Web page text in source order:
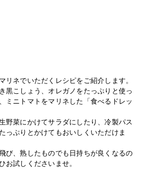
リネでいただくレシピをご紹介します。
黒こしょう、オレガノをたっぷりと使っ
ミニトマトをマリネした「食べるドレッ
野菜にかけてサラダにしたり、冷製パス
っぷりとかけてもおいしくいただけま
び、熟したものでも日持ちが良くなるの
お試しくださいませ。